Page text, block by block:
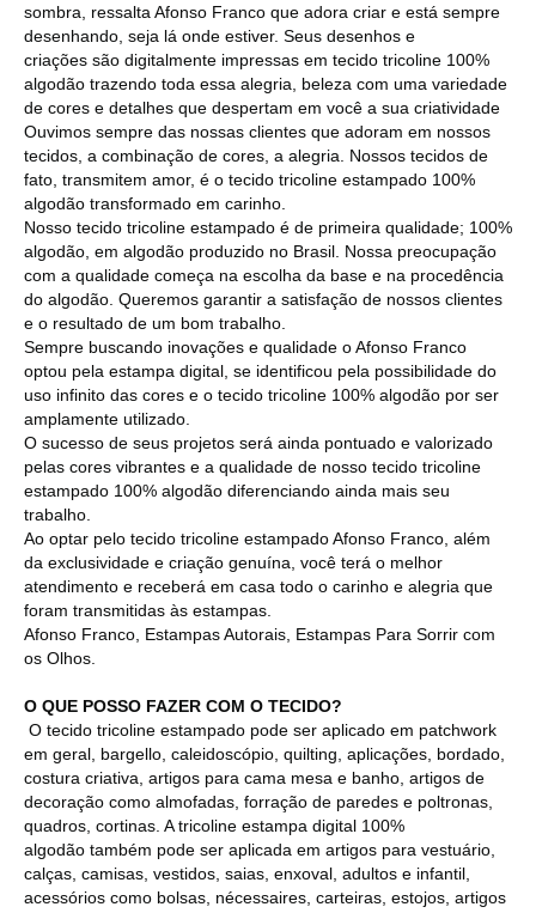
sombra, ressalta Afonso Franco que adora criar e está sempre
desenhando, seja lá onde estiver. Seus desenhos e
criações são digitalmente impressas em tecido tricoline 100%
algodão trazendo toda essa alegria, beleza com uma variedade
de cores e detalhes que despertam em você a sua criatividade
Ouvimos sempre das nossas clientes que adoram em nossos
tecidos, a combinação de cores, a alegria. Nossos tecidos de
fato, transmitem amor, é o tecido tricoline estampado 100%
algodão transformado em carinho.
Nosso tecido tricoline estampado é de primeira qualidade; 100%
algodão, em algodão produzido no Brasil. Nossa preocupação
com a qualidade começa na escolha da base e na procedência
do algodão. Queremos garantir a satisfação de nossos clientes
e o resultado de um bom trabalho.
Sempre buscando inovações e qualidade o Afonso Franco
optou pela estampa digital, se identificou pela possibilidade do
uso infinito das cores e o tecido tricoline 100% algodão por ser
amplamente utilizado.
O sucesso de seus projetos será ainda pontuado e valorizado
pelas cores vibrantes e a qualidade de nosso tecido tricoline
estampado 100% algodão diferenciando ainda mais seu
trabalho.
Ao optar pelo tecido tricoline estampado Afonso Franco, além
da exclusividade e criação genuína, você terá o melhor
atendimento e receberá em casa todo o carinho e alegria que
foram transmitidas às estampas.
Afonso Franco, Estampas Autorais, Estampas Para Sorrir com
os Olhos.
O QUE POSSO FAZER COM O TECIDO?
O tecido tricoline estampado pode ser aplicado em patchwork
em geral, bargello, caleidoscópio, quilting, aplicações, bordado,
costura criativa, artigos para cama mesa e banho, artigos de
decoração como almofadas, forração de paredes e poltronas,
quadros, cortinas. A tricoline estampa digital 100%
algodão também pode ser aplicada em artigos para vestuário,
calças, camisas, vestidos, saias, enxoval, adultos e infantil,
acessórios como bolsas, nécessaires, carteiras, estojos, artigos